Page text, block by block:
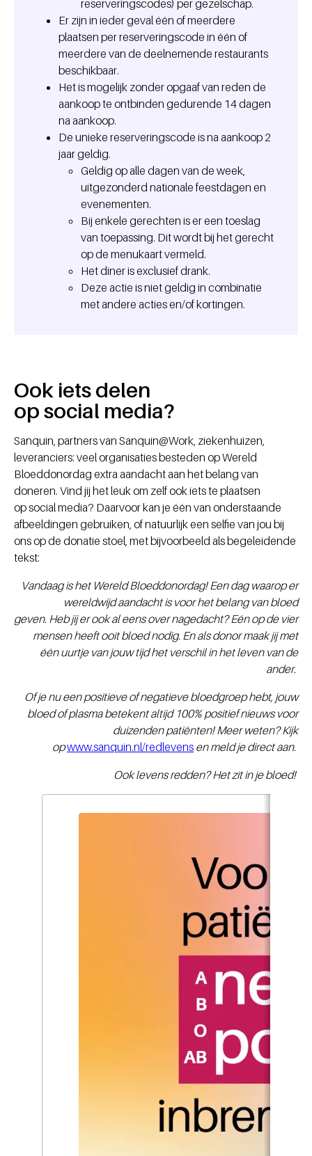
reserveringscodes) per gezelschap.
Er zijn in ieder geval één of meerdere
plaatsen per reserveringscode in één of
meerdere van de deelnemende restaurants
beschikbaar.
Het is mogelijk zonder opgaaf van reden de
aankoop te ontbinden gedurende 14 dagen
na aankoop.
De unieke reserveringscode is na aankoop 2
jaar geldig.
Geldig op alle dagen van de week,
uitgezonderd nationale feestdagen en
evenementen.
Bij enkele gerechten is er een toeslag
van toepassing. Dit wordt bij het gerecht
op de menukaart vermeld.
Het diner is exclusief drank.
Deze actie is niet geldig in combinatie
met andere acties en/of kortingen.
Ook iets delen
op social media?
Sanquin, partners van Sanquin@Work, ziekenhuizen,
leveranciers: veel organisaties besteden op Wereld
Bloeddonordag extra aandacht aan het belang van
doneren. Vind jij het leuk om zelf ook iets te plaatsen
op social media? Daarvoor kan je één van onderstaande
afbeeldingen gebruiken, of natuurlijk een selfie van jou bij
ons op de donatie stoel, met bijvoorbeeld als begeleidende
tekst:
Vandaag is het Wereld Bloeddonordag! Een dag waarop er
wereldwijd aandacht is voor het belang van bloed
geven. Heb jij er ook al eens over nagedacht? Eén op de vier
mensen heeft ooit bloed nodig. En als donor maak jij met
één uurtje van jouw tijd het verschil in het leven van de
ander.
Of je nu een positieve of negatieve bloedgroep hebt, jouw
bloed of plasma betekent altijd 100% positief nieuws voor
duizenden patiënten! Meer weten? Kijk
opwww.sanquin.nl/redlevens en meld je direct aan.
Ook levens redden? Het zit in je bloed!